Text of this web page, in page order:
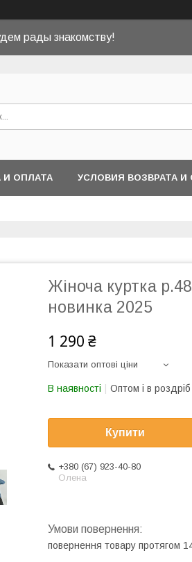
рады знакомству!
И ОПЛАТА УСЛОВИЯ ВОЗВРАТА И
Жіноча куртка
новинка 2025
1 290 ₴
Показати оптові ціни
В наявності Оптом і в роздріб
Купити
+380 (67) 923-40-80
Олена
повернення товару протягом